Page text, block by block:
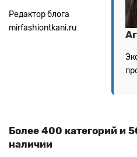
Редактор блога
mirfashiontkani.ru
Более 400 категорий и
наличии